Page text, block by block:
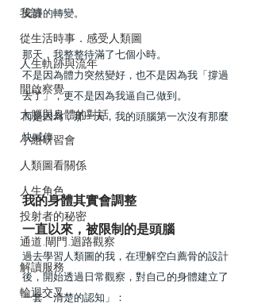
我讀
從生活時事．感受人類圖
人生軌跡與流年
開啟察覺
大腦與身體的對話
小組研習會
人類圖看關係
人生角色
投射者的秘密
通道.閘門.迴路觀察
解讀服務
輪迴交叉
安靜的轉變。
那天，我整整待滿了七個小時。
不是因為體力突然變好，也不是因為我「撐過
去了」，更不是因為我逼自己做到。
而是因為，那一天，我的頭腦第一次沒有那麼
快喊停。
我的身體其實會調整
一直以來，被限制的是頭腦
過去學習人類圖的我，在理解空白薦骨的設計
後，開始透過日常觀察，對自己的身體建立了
一套「清楚的認知」：